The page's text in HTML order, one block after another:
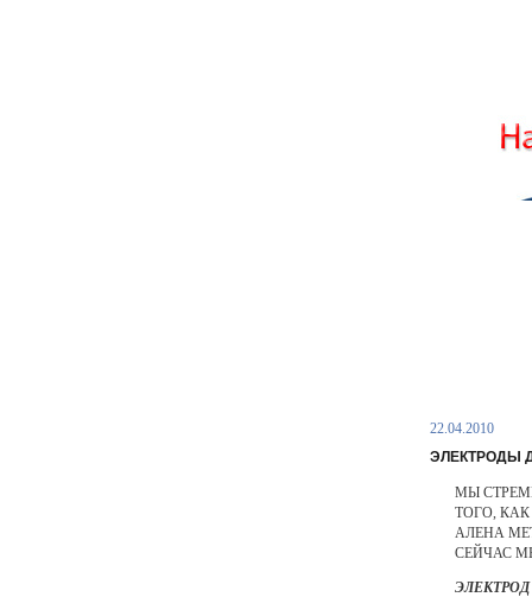
22.04.2010
ЭЛЕКТРОДЫ
МЫ
ТОГО,
АЛЕНА
СЕЙЧАС